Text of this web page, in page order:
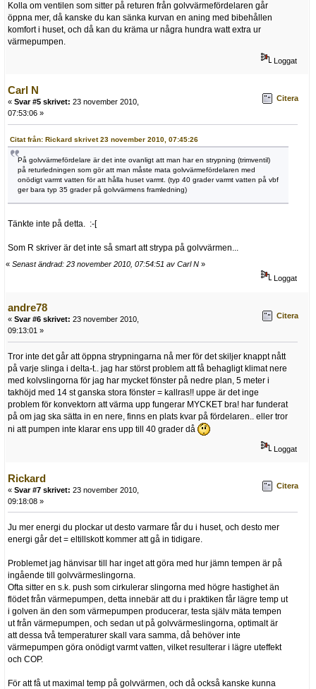
Kolla om ventilen som sitter på returen från golvvärmefördelaren går
öppna mer, då kanske du kan sänka kurvan en aning med bibehållen
komfort i huset, och då kan du kräma ur några hundra watt extra ur
värmepumpen.
Loggat
Carl N
« Svar #5 skrivet: 23 november 2010,
07:53:06 »
Citera
Citat från: Rickard skrivet 23 november 2010, 07:45:26
På golvvärmefördelare är det inte ovanligt att man har en strypning (trimventil)
på returledningen som gör att man måste mata golvvärmefördelaren med
onödigt varmt vatten för att hålla huset varmt. (typ 40 grader varmt vatten på vbf
ger bara typ 35 grader på golvvärmens framledning)
Tänkte inte på detta. :-[
Som R skriver är det inte så smart att strypa på golvvärmen...
« Senast ändrad: 23 november 2010, 07:54:51 av Carl N »
Loggat
andre78
« Svar #6 skrivet: 23 november 2010,
09:13:01 »
Citera
Tror inte det går att öppna strypningarna nå mer för det skiljer knappt nått
på varje slinga i delta-t.. jag har störst problem att få behagligt klimat nere
med kolvslingorna för jag har mycket fönster på nedre plan, 5 meter i
takhöjd med 14 st ganska stora fönster = kallras!! uppe är det inge
problem för konvektorn att värma upp fungerar MYCKET bra! har funderat
på om jag ska sätta in en nere, finns en plats kvar på fördelaren.. eller tror
ni att pumpen inte klarar ens upp till 40 grader då
Loggat
Rickard
« Svar #7 skrivet: 23 november 2010,
09:18:08 »
Citera
Ju mer energi du plockar ut desto varmare får du i huset, och desto mer
energi går det = eltillskott kommer att gå in tidigare.
Problemet jag hänvisar till har inget att göra med hur jämn tempen är på
ingående till golvvärmeslingorna.
Ofta sitter en s.k. push som cirkulerar slingorna med högre hastighet än
flödet från värmepumpen, detta innebär att du i praktiken får lägre temp ut
i golven än den som värmepumpen producerar, testa själv mäta tempen
ut från värmepumpen, och sedan ut på golvvärmeslingorna, optimalt är
att dessa två temperaturer skall vara samma, då behöver inte
värmepumpen göra onödigt varmt vatten, vilket resulterar i lägre uteffekt
och COP.
För att få ut maximal temp på golvvärmen, och då också kanske kunna